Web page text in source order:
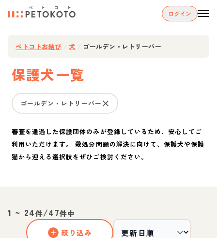
ログイン
ペトコトお結び 犬 ゴールデン・レトリーバー
保護犬一覧
ゴールデン・レトリーバー
審査を通過した保護団体のみが登録しているため、安心してご
利用いただけます。 殺処分問題の解決に向けて、保護犬や保護
猫から迎える選択肢をぜひご検討ください。
1 ~ 24件/47件中
絞り込み